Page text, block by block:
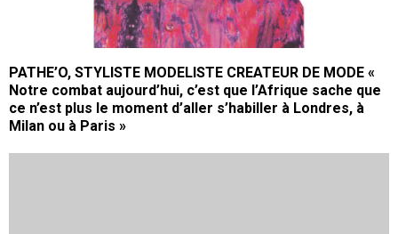
PATHE’O, STYLISTE MODELISTE CREATEUR DE MODE «
Notre combat aujourd’hui, c’est que l’Afrique sache que
ce n’est plus le moment d’aller s’habiller à Londres, à
Milan ou à Paris »